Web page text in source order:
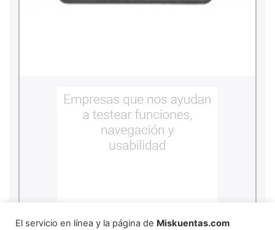
El servicio en línea y la página de Miskuentas.com